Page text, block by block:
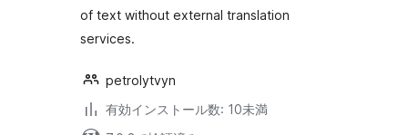
of text without external translation
services.
petrolytvyn
有効インストール数: 10未満